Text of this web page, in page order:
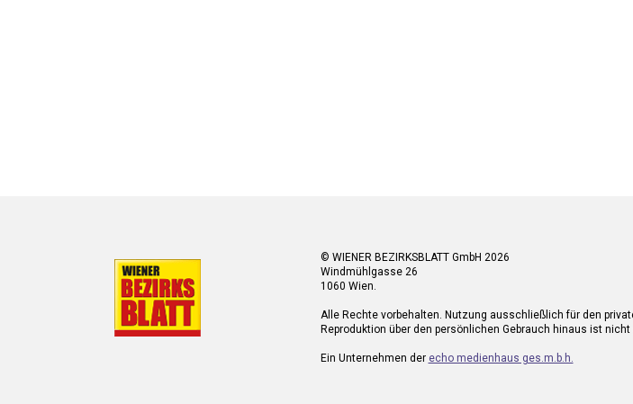
© WIENER BEZIRKSBLATT GmbH 2026
Windmühlgasse 26
1060 Wien.
Alle Rechte vorbehalten. Nutzung ausschließlich für den
Reproduktion über den persönlichen Gebrauch hinaus ist
Ein Unternehmen der echo medienhaus ges.m.b.h.